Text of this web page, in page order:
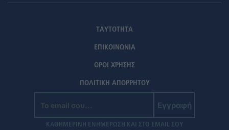
ΤΑΥΤΟΤΗΤΑ
ΕΠΙΚΟΙΝΩΝΙΑ
ΟΡΟΙ ΧΡΗΣΗΣ
ΠΟΛΙΤΙΚΗ ΑΠΟΡΡΗΤΟΥ
Εγγραφή
ΚΑΘΗΜΕΡΙΝΗ ΕΝΗΜΕΡΩΣΗ ΚΑΙ ΣΤΟ EMAIL ΣΟΥ